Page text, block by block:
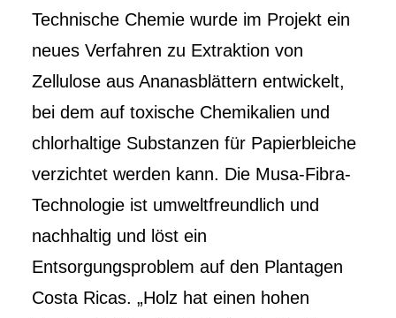
Technische Chemie wurde im Projekt ein
neues Verfahren zu Extraktion von
Zellulose aus Ananasblättern entwickelt,
bei dem auf toxische Chemikalien und
chlorhaltige Substanzen für Papierbleiche
verzichtet werden kann. Die Musa-Fibra-
Technologie ist umweltfreundlich und
nachhaltig und löst ein
Entsorgungsproblem auf den Plantagen
Costa Ricas. „Holz hat einen hohen